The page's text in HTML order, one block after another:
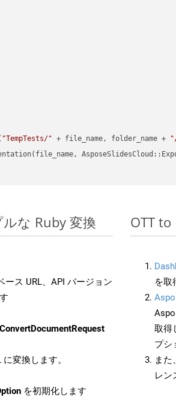
"TempTests/" + file_name, folder_name +
ルな Ruby 変換
ス URL、API バージョン
ConvertDocumentRequest
変換します。
を初期化します
OTT to
を取
取得
プシ
また、
レン